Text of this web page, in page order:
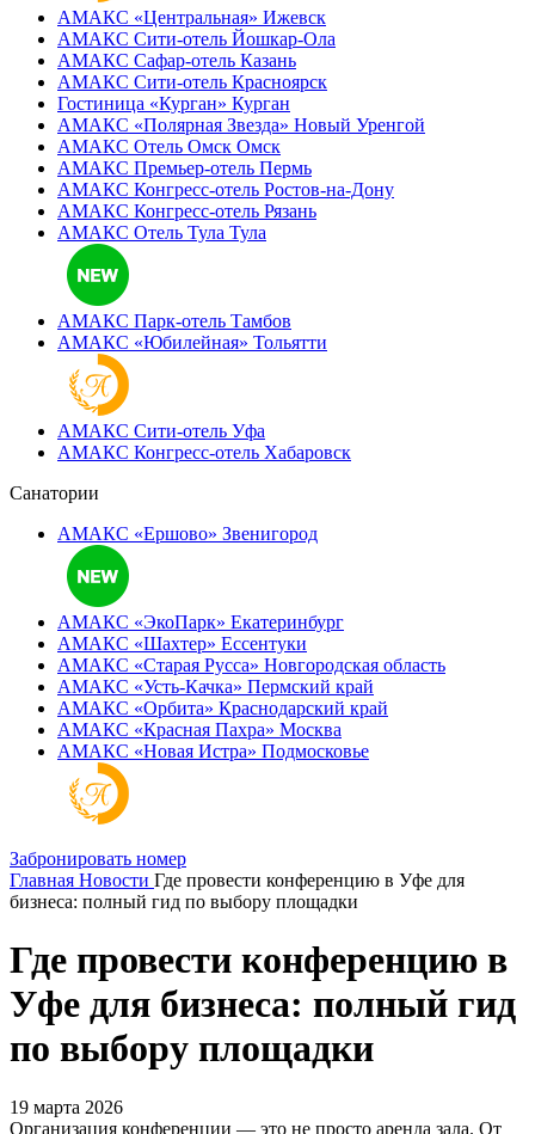
АМАКС «‎Центральная» Ижевск
АМАКС Сити-отель Йошкар-Ола
АМАКС Сафар-отель Казань
АМАКС Сити-отель Красноярск
Гостиница «‎Курган» Курган
АМАКС «Полярная Звезда» Новый Уренгой
АМАКС Отель ‎Омск Омск
АМАКС Премьер-отель Пермь
АМАКС Конгресс-отель Ростов-на-Дону
АМАКС Конгресс-отель Рязань
АМАКС Отель Тула Тула
АМАКС Парк-отель Тамбов
АМАКС «‎Юбилейная» Тольятти
АМАКС Сити-отель Уфа
АМАКС Конгресс-отель Хабаровск
Санатории
АМАКС «Ершово» Звенигород
АМАКС «ЭкоПарк» Екатеринбург
АМАКС «‎Шахтер» Ессентуки
АМАКС «‎Старая Русса» Новгородская область
АМАКС «‎Усть-Качка» Пермский край
АМАКС «‎Орбита» Краснодарский край
АМАКС «‎Красная Пахра» Москва
АМАКС «‎Новая Истра» Подмосковье
Забронировать номер
Главная Новости Где провести конференцию в Уфе для
бизнеса: полный гид по выбору площадки
Где провести конференцию в
Уфе для бизнеса: полный гид
по выбору площадки
19 марта 2026
Организация конференции — это не просто аренда зала. От